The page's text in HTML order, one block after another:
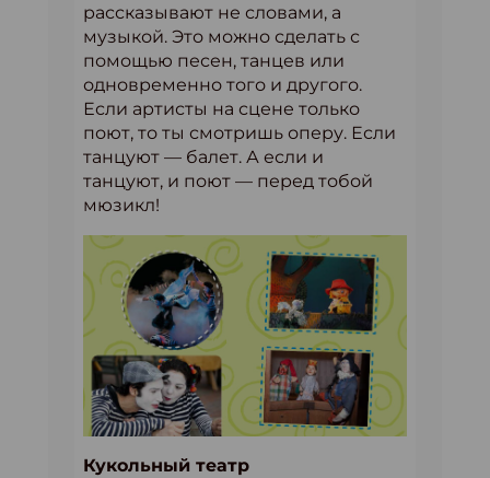
рассказывают не словами, а
музыкой. Это можно сделать с
помощью песен, танцев или
одновременно того и другого.
Если артисты на сцене только
поют, то ты смотришь оперу. Если
танцуют — балет. А если и
танцуют, и поют — перед тобой
мюзикл!
Кукольный театр